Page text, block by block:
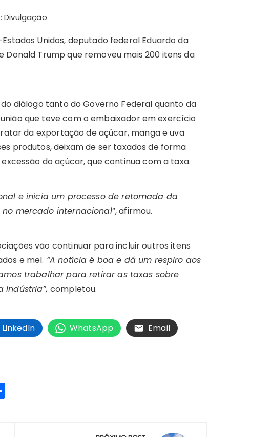
Divulgação
Unidos, deputado federal Eduardo da
Trump que removeu mais 200 itens da
diálogo tanto do Governo Federal quanto da
que teve com o embaixador em exercício
da exportação de açúcar, manga e uva
produtos, deixam de ser taxados de forma
do açúcar, que continua com a taxa.
e inicia um processo de retomada da
mercado internacional”, afirmou.
vão continuar para incluir outros itens
e mel. “A notícia é boa e dá um respiro aos
trabalhar para retirar as taxas sobre
indústria”, completou.
LinkedIn WhatsApp
Email